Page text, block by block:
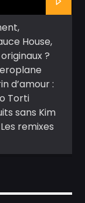
House,
?
d’amour :
Torti
sans Kim
remixes